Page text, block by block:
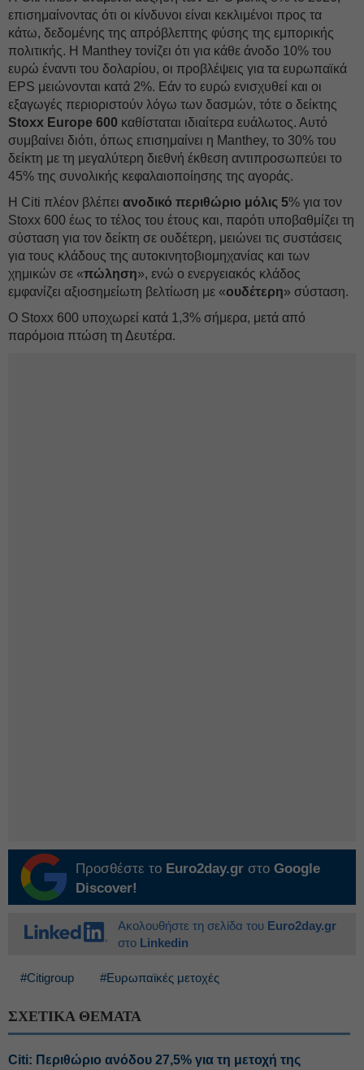
επισημαίνοντας ότι οι κίνδυνοι είναι κεκλιμένοι προς τα
κάτω, δεδομένης της απρόβλεπτης φύσης της εμπορικής
πολιτικής. Η Manthey τονίζει ότι για κάθε άνοδο 10% του
ευρώ έναντι του δολαρίου, οι προβλέψεις για τα ευρωπαϊκά
EPS μειώνονται κατά 2%. Εάν το ευρώ ενισχυθεί και οι
εξαγωγές περιοριστούν λόγω των δασμών, τότε ο δείκτης
Stoxx Europe 600 καθίσταται ιδιαίτερα ευάλωτος. Αυτό
συμβαίνει διότι, όπως επισημαίνει η Manthey, το 30% του
δείκτη με τη μεγαλύτερη διεθνή έκθεση αντιπροσωπεύει το
45% της συνολικής κεφαλαιοποίησης της αγοράς.
Η Citi πλέον βλέπει ανοδικό περιθώριο μόλις 5% για τον
Stoxx 600 έως το τέλος του έτους και, παρότι υποβαθμίζει τη
σύσταση για τον δείκτη σε ουδέτερη, μειώνει τις συστάσεις
για τους κλάδους της αυτοκινητοβιομηχανίας και των
χημικών σε «πώληση», ενώ ο ενεργειακός κλάδος
εμφανίζει αξιοσημείωτη βελτίωση με «ουδέτερη» σύσταση.
Ο Stoxx 600 υποχωρεί κατά 1,3% σήμερα, μετά από
παρόμοια πτώση τη Δευτέρα.
Προσθέστε το Euro2day.gr στο Google
Discover!
Ακολουθήστε τη σελίδα του Euro2day.gr
στο Linkedin
#Citigroup #Ευρωπαϊκές μετοχές
ΣΧΕΤΙΚΑ ΘΕΜΑΤΑ
Citi: Περιθώριο ανόδου 27,5% για τη μετοχή της